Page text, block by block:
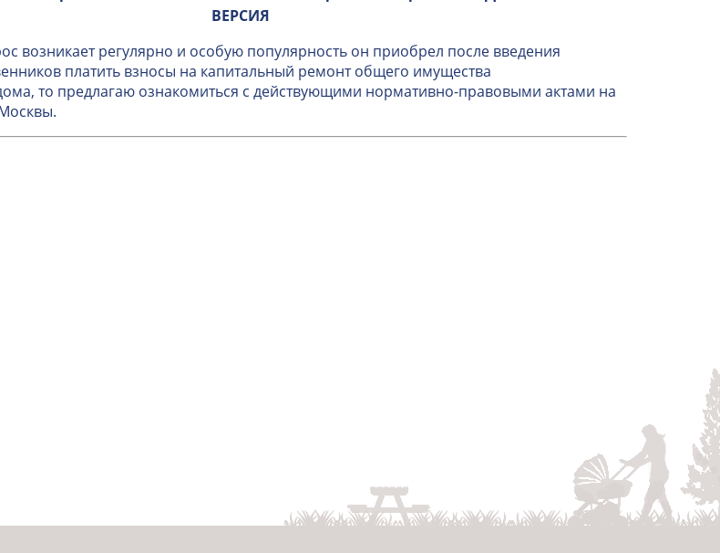
ВЕРСИЯ
возникает регулярно и особую популярность он приобрел после введения
платить взносы на капитальный ремонт общего имущества
то предлагаю ознакомиться с действующими нормативно-правовыми актами на